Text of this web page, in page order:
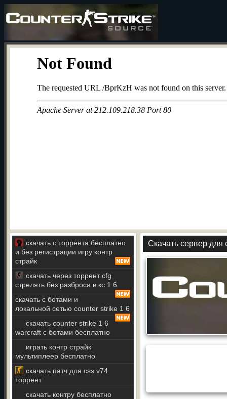
скачать с торрента бесплатно
и без регистрации игру контр
страйк
скачать через торрент cfg
стрелять без разброса в кс 1 6
скачать с ботами и
локальной сетью counter strike 1 6
скачать counter strike 1 6
warcraft с ботами бесплатно
играть контр страйк
мультиплеер бесплатно
скачать патч для css v74
торрент
скачать контру бесплатно
Скачать сервер для